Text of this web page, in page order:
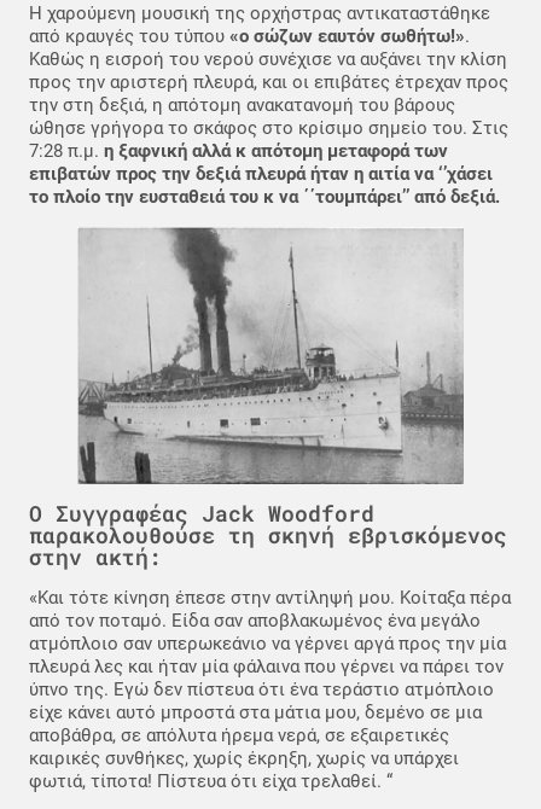
Η χαρούμενη μουσική της ορχήστρας αντικαταστάθηκε
από κραυγές του τύπου «ο σώζων εαυτόν σωθήτω!».
Καθώς η εισροή του νερού συνέχισε να αυξάνει την κλίση
προς την αριστερή πλευρά, και οι επιβάτες έτρεχαν προς
την στη δεξιά, η απότομη ανακατανομή του βάρους
ώθησε γρήγορα το σκάφος στο κρίσιμο σημείο του. Στις
7:28 π.μ. η ξαφνική αλλά κ απότομη μεταφορά των
επιβατών προς την δεξιά πλευρά ήταν η αιτία να ‘’χάσει
το πλοίο την ευσταθειά του κ να ΄΄τουμπάρει’’ από δεξιά.
Ο Συγγραφέας Jack Woodford
παρακολουθούσε τη σκηνή εβρισκόμενος
στην ακτή:
«Και τότε κίνηση έπεσε στην αντίληψή μου. Κοίταξα πέρα
από τον ποταμό. Είδα σαν αποβλακωμένος ένα μεγάλο
ατμόπλοιο σαν υπερωκεάνιο να γέρνει αργά προς την μία
πλευρά λες και ήταν μία φάλαινα που γέρνει να πάρει τον
ύπνο της. Εγώ δεν πίστευα ότι ένα τεράστιο ατμόπλοιο
είχε κάνει αυτό μπροστά στα μάτια μου, δεμένο σε μια
αποβάθρα, σε απόλυτα ήρεμα νερά, σε εξαιρετικές
καιρικές συνθήκες, χωρίς έκρηξη, χωρίς να υπάρχει
φωτιά, τίποτα! Πίστευα ότι είχα τρελαθεί. “